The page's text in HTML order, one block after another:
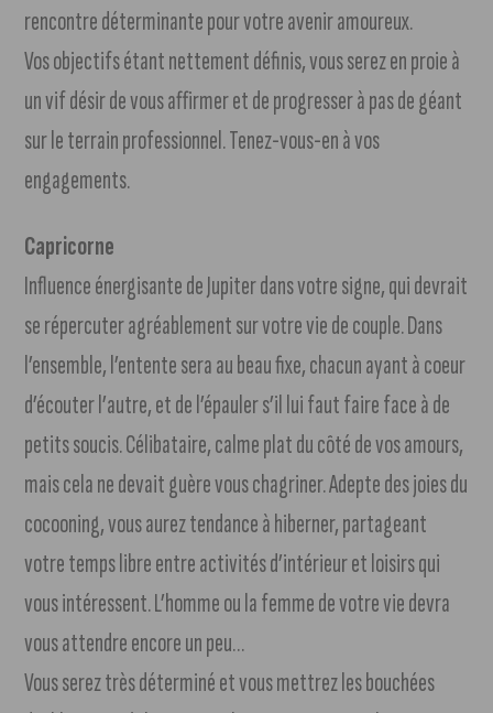
rencontre déterminante pour votre avenir amoureux.
Vos objectifs étant nettement définis, vous serez en proie à
un vif désir de vous affirmer et de progresser à pas de géant
sur le terrain professionnel. Tenez-vous-en à vos
engagements.
Capricorne
Influence énergisante de Jupiter dans votre signe, qui devrait
se répercuter agréablement sur votre vie de couple. Dans
l’ensemble, l’entente sera au beau fixe, chacun ayant à coeur
d’écouter l’autre, et de l’épauler s’il lui faut faire face à de
petits soucis. Célibataire, calme plat du côté de vos amours,
mais cela ne devait guère vous chagriner. Adepte des joies du
cocooning, vous aurez tendance à hiberner, partageant
votre temps libre entre activités d’intérieur et loisirs qui
vous intéressent. L’homme ou la femme de votre vie devra
vous attendre encore un peu…
Vous serez très déterminé et vous mettrez les bouchées